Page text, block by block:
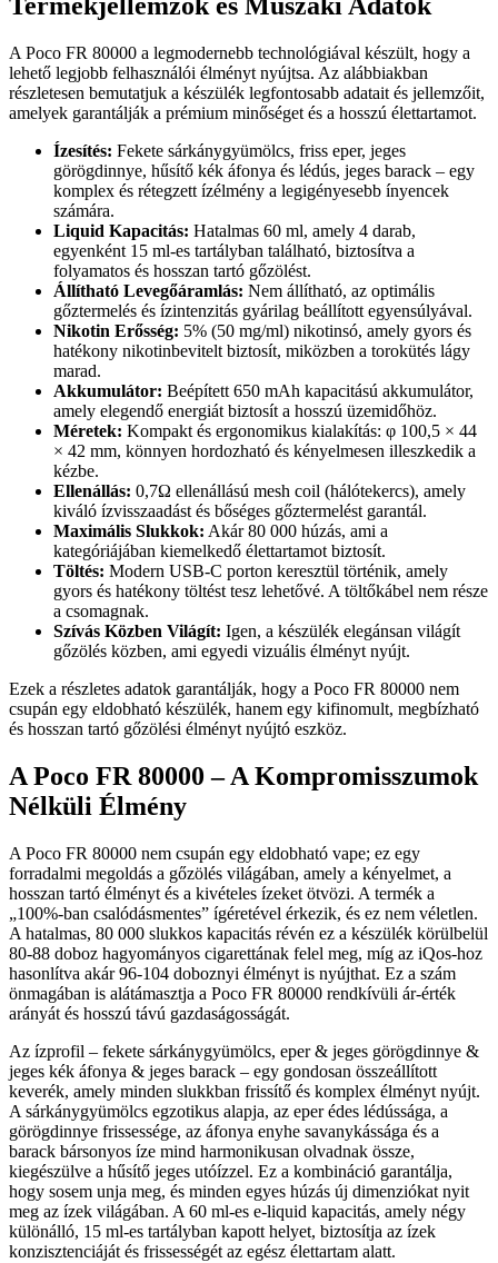
Termékjellemzők és Műszaki Adatok
A Poco FR 80000 a legmodernebb technológiával készült, hogy a
lehető legjobb felhasználói élményt nyújtsa. Az alábbiakban
részletesen bemutatjuk a készülék legfontosabb adatait és jellemzőit,
amelyek garantálják a prémium minőséget és a hosszú élettartamot.
Ízesítés: Fekete sárkánygyümölcs, friss eper, jeges
görögdinnye, hűsítő kék áfonya és lédús, jeges barack – egy
komplex és rétegzett ízélmény a legigényesebb ínyencek
számára.
Liquid Kapacitás: Hatalmas 60 ml, amely 4 darab,
egyenként 15 ml-es tartályban található, biztosítva a
folyamatos és hosszan tartó gőzölést.
Állítható Levegőáramlás: Nem állítható, az optimális
gőztermelés és ízintenzitás gyárilag beállított egyensúlyával.
Nikotin Erősség: 5% (50 mg/ml) nikotinsó, amely gyors és
hatékony nikotinbevitelt biztosít, miközben a torokütés lágy
marad.
Akkumulátor: Beépített 650 mAh kapacitású akkumulátor,
amely elegendő energiát biztosít a hosszú üzemidőhöz.
Méretek: Kompakt és ergonomikus kialakítás: φ 100,5 × 44
× 42 mm, könnyen hordozható és kényelmesen illeszkedik a
kézbe.
Ellenállás: 0,7Ω ellenállású mesh coil (hálótekercs), amely
kiváló ízvisszaadást és bőséges gőztermelést garantál.
Maximális Slukkok: Akár 80 000 húzás, ami a
kategóriájában kiemelkedő élettartamot biztosít.
Töltés: Modern USB-C porton keresztül történik, amely
gyors és hatékony töltést tesz lehetővé. A töltőkábel nem része
a csomagnak.
Szívás Közben Világít: Igen, a készülék elegánsan világít
gőzölés közben, ami egyedi vizuális élményt nyújt.
Ezek a részletes adatok garantálják, hogy a Poco FR 80000 nem
csupán egy eldobható készülék, hanem egy kifinomult, megbízható
és hosszan tartó gőzölési élményt nyújtó eszköz.
A Poco FR 80000 – A Kompromisszumok
Nélküli Élmény
A Poco FR 80000 nem csupán egy eldobható vape; ez egy
forradalmi megoldás a gőzölés világában, amely a kényelmet, a
hosszan tartó élményt és a kivételes ízeket ötvözi. A termék a
„100%-ban csalódásmentes” ígéretével érkezik, és ez nem véletlen.
A hatalmas, 80 000 slukkos kapacitás révén ez a készülék körülbelül
80-88 doboz hagyományos cigarettának felel meg, míg az iQos-hoz
hasonlítva akár 96-104 doboznyi élményt is nyújthat. Ez a szám
önmagában is alátámasztja a Poco FR 80000 rendkívüli ár-érték
arányát és hosszú távú gazdaságosságát.
Az ízprofil – fekete sárkánygyümölcs, eper & jeges görögdinnye &
jeges kék áfonya & jeges barack – egy gondosan összeállított
keverék, amely minden slukkban frissítő és komplex élményt nyújt.
A sárkánygyümölcs egzotikus alapja, az eper édes lédússága, a
görögdinnye frissessége, az áfonya enyhe savanykássága és a
barack bársonyos íze mind harmonikusan olvadnak össze,
kiegészülve a hűsítő jeges utóízzel. Ez a kombináció garantálja,
hogy sosem unja meg, és minden egyes húzás új dimenziókat nyit
meg az ízek világában. A 60 ml-es e-liquid kapacitás, amely négy
különálló, 15 ml-es tartályban kapott helyet, biztosítja az ízek
konzisztenciáját és frissességét az egész élettartam alatt.